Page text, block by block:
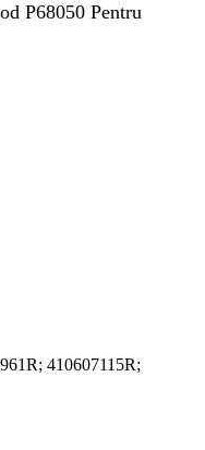
P68050 Pentru
410607115R;